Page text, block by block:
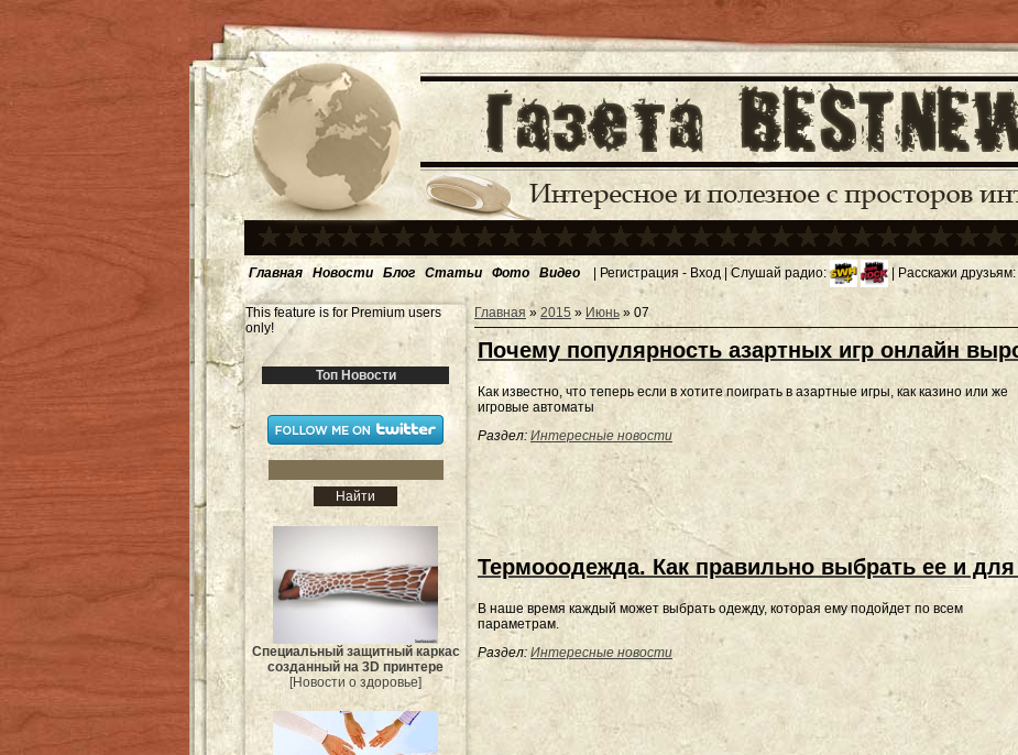
Главная Новости Блог Статьи Фото Видео | Регистрация - Вход | Слушай радио: | Расскажи друзьям:
This feature is for Premium users
only!
Топ Новости
Специальный защитный каркас
созданный на 3D принтере
[Новости о здоровье]
Главная » 2015 » Июнь » 07
Почему популярность азартных игр онлайн
Как известно, что теперь если в хотите поиграть в азартные игры, как казино или же
игровые автоматы
Раздел: Интересные новости
Термооодежда. Как правильно выбрать ее и для
В наше время каждый может выбрать одежду, которая ему подойдет по всем
параметрам.
Раздел: Интересные новости